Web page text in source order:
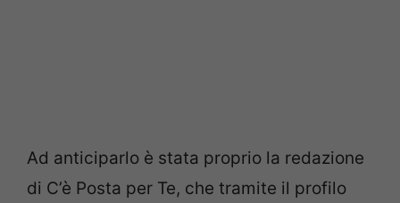
Ad anticiparlo è stata proprio la redazione
di C’è Posta per Te, che tramite il profilo